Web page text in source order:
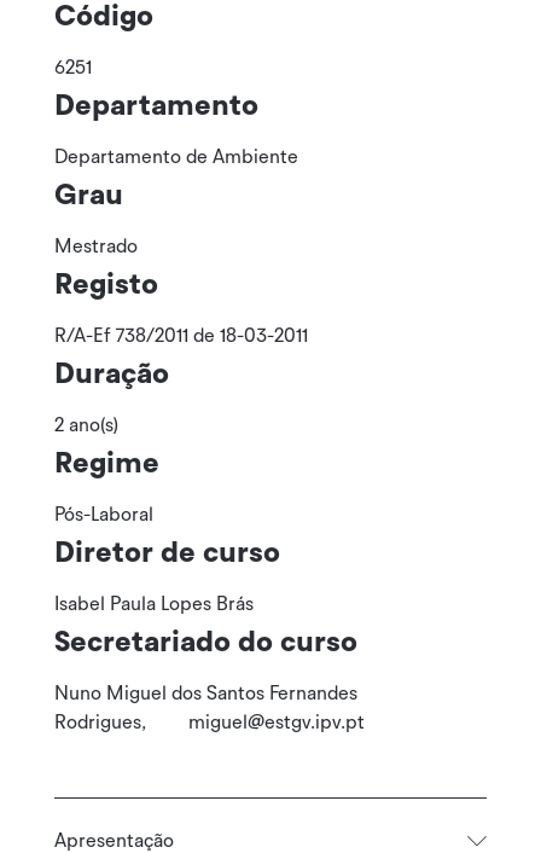
Apresentação
Código
6251
Departamento
Departamento de Ambiente
Grau
Mestrado
Registo
R/A-Ef 738/2011 de 18-03-2011
Duração
2 ano(s)
Regime
Pós-Laboral
Diretor de curso
Isabel Paula Lopes Brás
Secretariado do curso
Nuno Miguel dos Santos Fernandes
Rodrigues, miguel@estgv.ipv.pt